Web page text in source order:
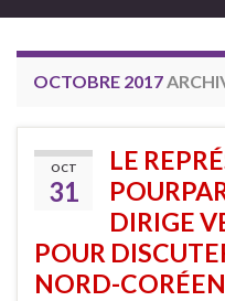
OCTOBRE 2017
OCT
31
LE
DIRIGE
POUR
NORD-CORÉEN